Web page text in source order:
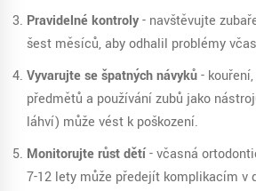
Pravidelné kontroly- navštěvujte
šest měsíců, aby odhalil problémy
Vyvarujte se špatných návyků-
předmětů a používání zubů jako
láhví) může vést k poškození.
Monitorujte růst dětí- včasná
7-12 lety může předejít komplikacím v